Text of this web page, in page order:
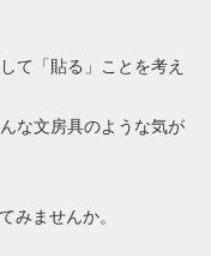
て「貼る」ことを考え
な文房具のような気が
みませんか。